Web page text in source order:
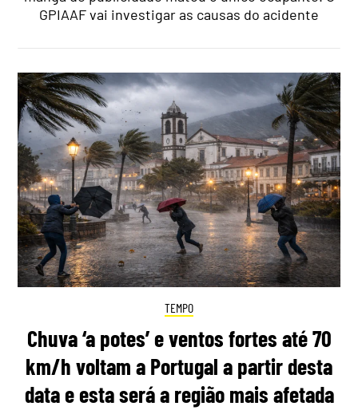
GPIAAF vai investigar as causas do acidente
TEMPO
Chuva ‘a potes’ e ventos fortes até 70
km/h voltam a Portugal a partir desta
data e esta será a região mais afetada